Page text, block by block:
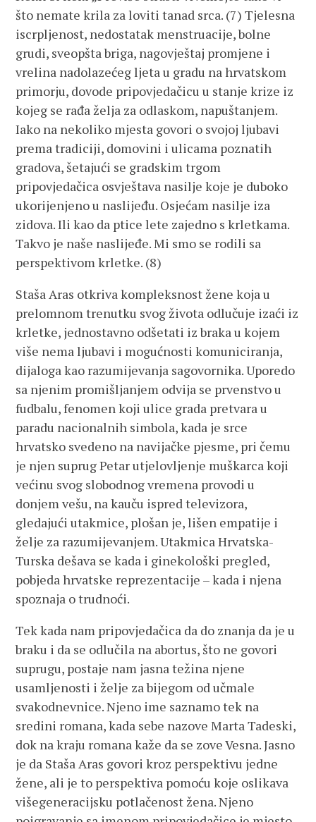
što nemate krila za loviti tanad srca. (7) Tjelesna
iscrpljenost, nedostatak menstruacije, bolne
grudi, sveopšta briga, nagovještaj promjene i
vrelina nadolazećeg ljeta u gradu na hrvatskom
primorju, dovode pripovjedačicu u stanje krize iz
kojeg se rađa želja za odlaskom, napuštanjem.
Iako na nekoliko mjesta govori o svojoj ljubavi
prema tradiciji, domovini i ulicama poznatih
gradova, šetajući se gradskim trgom
pripovjedačica osvještava nasilje koje je duboko
ukorijenjeno u naslijeđu. Osjećam nasilje iza
zidova. Ili kao da ptice lete zajedno s krletkama.
Takvo je naše naslijeđe. Mi smo se rodili sa
perspektivom krletke. (8)
Staša Aras otkriva kompleksnost žene koja u
prelomnom trenutku svog života odlučuje izaći iz
krletke, jednostavno odšetati iz braka u kojem
više nema ljubavi i mogućnosti komuniciranja,
dijaloga kao razumijevanja sagovornika. Uporedo
sa njenim promišljanjem odvija se prvenstvo u
fudbalu, fenomen koji ulice grada pretvara u
paradu nacionalnih simbola, kada je srce
hrvatsko svedeno na navijačke pjesme, pri čemu
je njen suprug Petar utjelovljenje muškarca koji
većinu svog slobodnog vremena provodi u
donjem vešu, na kauču ispred televizora,
gledajući utakmice, plošan je, lišen empatije i
želje za razumijevanjem. Utakmica Hrvatska-
Turska dešava se kada i ginekološki pregled,
pobjeda hrvatske reprezentacije – kada i njena
spoznaja o trudnoći.
Tek kada nam pripovjedačica da do znanja da je u
braku i da se odlučila na abortus, što ne govori
suprugu, postaje nam jasna težina njene
usamljenosti i želje za bijegom od učmale
svakodnevnice. Njeno ime saznamo tek na
sredini romana, kada sebe nazove Marta Tadeski,
dok na kraju romana kaže da se zove Vesna. Jasno
je da Staša Aras govori kroz perspektivu jedne
žene, ali je to perspektiva pomoću koje oslikava
višegeneracijsku potlačenost žena. Njeno